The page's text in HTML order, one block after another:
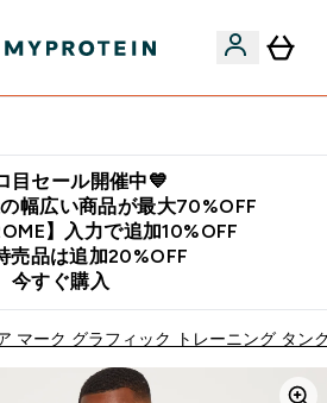
目セール開催中💙
幅広い商品が最大70%OFF
】入力で追加10%OFF
売品は追加20%OFF
今すぐ購入
マーク グラフィック トレーニング タン